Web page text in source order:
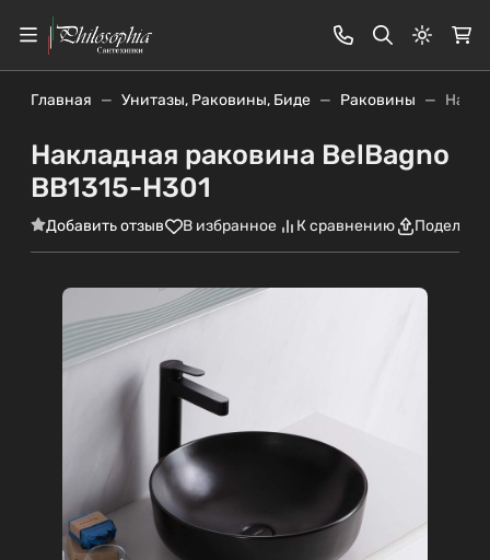
Главная Унитазы, Раковины, Биде Раковины
Накладная раковина BelBagno
BB1315-H301
Добавить отзыв В избранное К сравнению